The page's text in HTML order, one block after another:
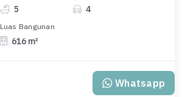
5 4
Luas Bangunan
616 m²
Whatsapp